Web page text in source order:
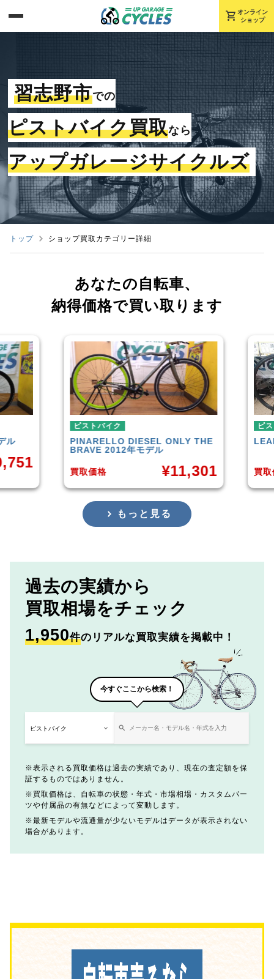
shopping_cart オンライン
ショップ
習志野市での
ピストバイク買取なら
アップガレージサイクルズ
トップ ショップ買取カテゴリー詳細
あなたの自転車、
納得価格で買い取ります
DIESEL ONLY THE
¥11,301
LEADER721TR 2023年
買取価格
もっと見る
過去の実績から
買取相場をチェック
1,950件のリアルな買取実績を掲載中！
今すぐここから検索！
表示される買取価格は過去の実績であり、現在の査定額を保
証するものではありません。
買取価格は、自転車の状態・年式・市場相場・カスタムパー
ツや付属品の有無などによって変動します。
最新モデルや流通量が少ないモデルはデータが表示されない
場合があります。